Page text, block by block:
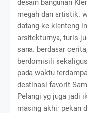
desain bangunan
megah dan artistik.
datang ke klenteng
arsitekturnya, turis
sana. berdasar
berdomisili
pada waktu
destinasi favorit
Pelangi yg juga jadi
masing akhir pekan